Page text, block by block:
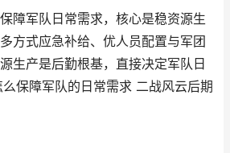
障军队日常需求，核心是稳资源生
方式应急补给、优人员配置与军团
生产是后勤根基，直接决定军队日
保障军队的日常需求 二战风云后期